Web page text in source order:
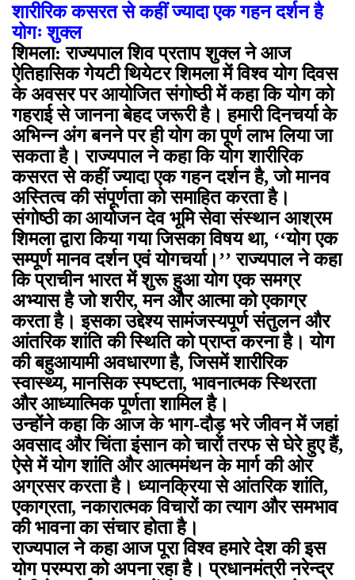
शारीरिक कसरत से कहीं ज्यादा एक गहन दर्शन है
योगः शुक्ल
शिमला: राज्यपाल शिव प्रताप शुक्ल ने आज
ऐतिहासिक गेयटी थियेटर शिमला में विश्व योग दिवस
के अवसर पर आयोजित संगोष्ठी में कहा कि योग को
गहराई से जानना बेहद जरूरी है। हमारी दिनचर्या के
अभिन्न अंग बनने पर ही योग का पूर्ण लाभ लिया जा
सकता है। राज्यपाल ने कहा कि योग शारीरिक
कसरत से कहीं ज्यादा एक गहन दर्शन है, जो मानव
अस्तित्व की संपूर्णता को समाहित करता है।
संगोष्ठी का आयोजन देव भूमि सेवा संस्थान आश्रम
शिमला द्वारा किया गया जिसका विषय था, ‘‘योग एक
सम्पूर्ण मानव दर्शन एवं योगचर्या।’’ राज्यपाल ने कहा
कि प्राचीन भारत में शुरू हुआ योग एक समग्र
अभ्यास है जो शरीर, मन और आत्मा को एकाग्र
करता है। इसका उद्देश्य सामंजस्यपूर्ण संतुलन और
आंतरिक शांति की स्थिति को प्राप्त करना है। योग
की बहुआयामी अवधारणा है, जिसमें शारीरिक
स्वास्थ्य, मानसिक स्पष्टता, भावनात्मक स्थिरता
और आध्यात्मिक पूर्णता शामिल है।
उन्होंने कहा कि आज के भाग-दौड़ भरे जीवन में जहां
अवसाद और चिंता इंसान को चारों तरफ से घेरे हुए हैं,
ऐसे में योग शांति और आत्ममंथन के मार्ग की ओर
अग्रसर करता है। ध्यानक्रिया से आंतरिक शांति,
एकाग्रता, नकारात्मक विचारों का त्याग और समभाव
की भावना का संचार होता है।
राज्यपाल ने कहा आज पूरा विश्व हमारे देश की इस
योग परम्परा को अपना रहा है। प्रधानमंत्री नरेन्द्र